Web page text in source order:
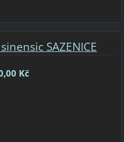
SAZENICE
Kč